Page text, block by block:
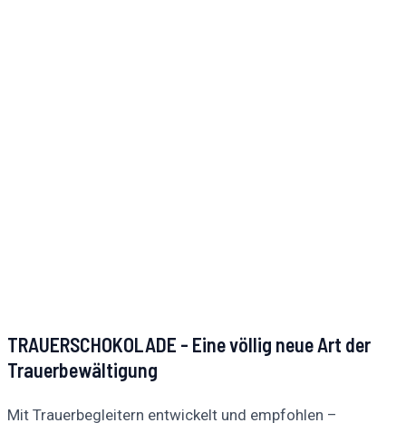
TRAUERSCHOKOLADE - Eine völlig neue Art der
Trauerbewältigung
Mit Trauerbegleitern entwickelt und empfohlen –